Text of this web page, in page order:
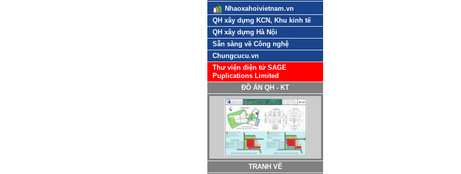
Nhaoxahoivietnam.vn
QH xây dựng KCN, Khu kinh tế
QH xây dựng Hà Nội
Sẵn sàng về Công nghệ
Chungcucu.vn
Thư viện điện tử SAGE
Puplications Limited
ĐỒ ÁN QH - KT
TRANH VẼ